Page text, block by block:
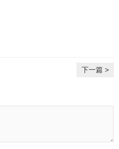
下一篇 >